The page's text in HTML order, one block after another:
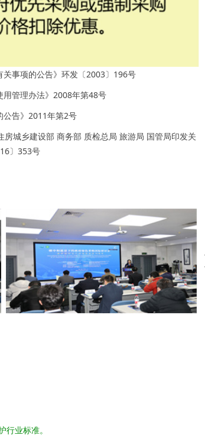
事项的公告》环发〔2003〕196号
管理办法》2008年第48号
公告》2011年第2号
城乡建设部 商务部 质检总局 旅游局 国管局印发关
〕353号
业标准。